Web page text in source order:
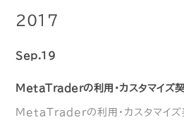
2017
Sep.19
MetaTraderの利用・カスタマイズ
MetaTraderの利用・カスタマイズ